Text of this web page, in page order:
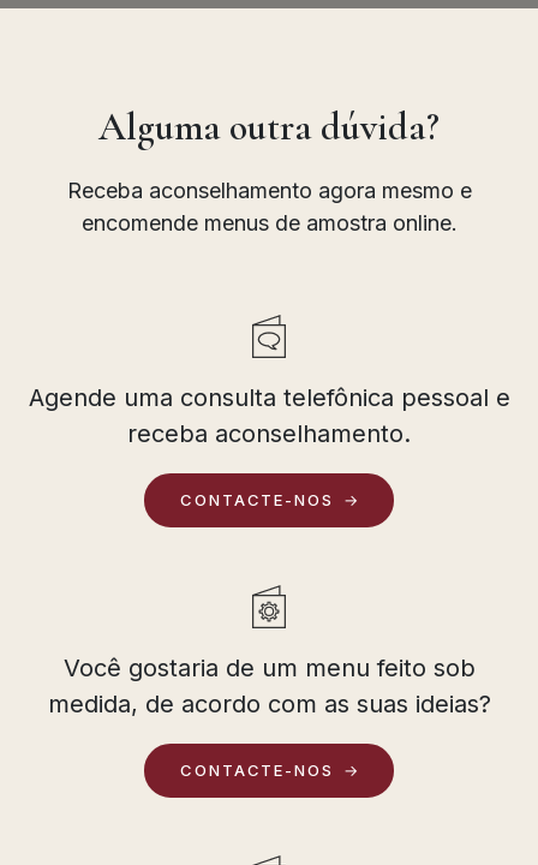
Alguma outra dúvida?
Receba aconselhamento agora mesmo e
encomende menus de amostra online.
Agende uma consulta telefônica pessoal e
receba aconselhamento.
CONTACTE-NOS
Você gostaria de um menu feito sob
medida, de acordo com as suas ideias?
CONTACTE-NOS